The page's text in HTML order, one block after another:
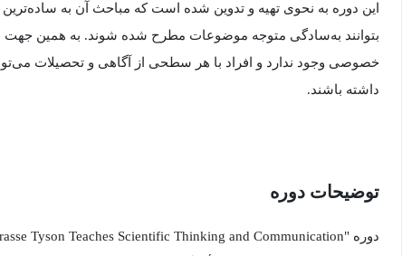
این دوره به نحوی تهیه و تدوین شده است که مباحث آن به
بتوانند به‌سادگی متوجه موضوعات مطرح شده شوند. به همین جهت
خصوصی وجود ندارد و افراد با هر سطحی از آگاهی و تحصیلات
داشته باشند.
توضیحات دوره